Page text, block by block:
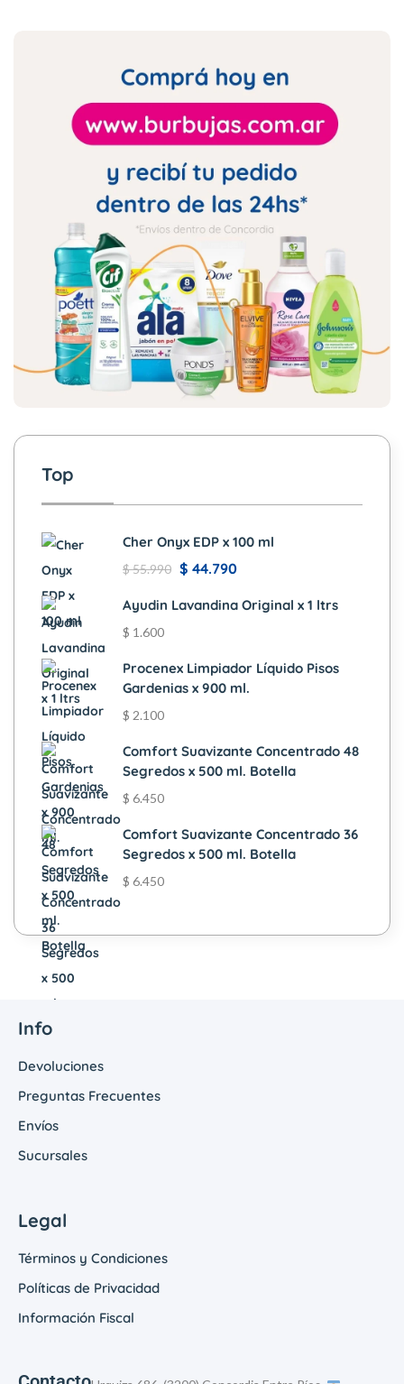
Top
Cher Onyx EDP x 100 ml
$55.990 $ 44.790
Ayudin Lavandina Original x 1 ltrs
$ 1.600
Procenex Limpiador Líquido Pisos
Gardenias x 900 ml.
$ 2.100
Comfort Suavizante Concentrado 48
Segredos x 500 ml. Botella
$ 6.450
Comfort Suavizante Concentrado 36
Segredos x 500 ml. Botella
$ 6.450
Info
Devoluciones
Preguntas Frecuentes
Envíos
Sucursales
Legal
Términos y Condiciones
Políticas de Privacidad
Información Fiscal